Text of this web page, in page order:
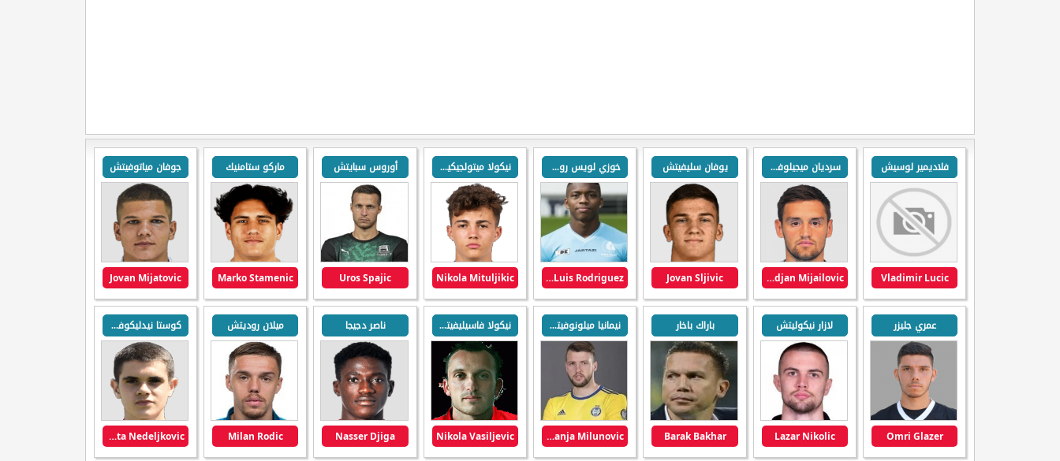
فلاديمير لوسيش
Vladimir Lucic
سرديان ميجيلوفيتش
Srdjan Mijailovic
يوفان سليفيتش
Jovan Sljivic
خوزي لويس رودريغيز
Jose Luis Rodriguez
نيكولا ميتولجيكيتش
Nikola Mituljikic
أوروس سبايتش
Uros Spajic
ماركو ستامنيك
Marko Stamenic
جوفان مياتوفيتش
Jovan Mijatovic
عمري جليزر
Omri Glazer
لازار نيكوليتش
Lazar Nikolic
باراك باخار
Barak Bakhar
نيمانيا ميلونوفيتش
Nemanja Milunovic
نيكولا فاسيليفيتش
Nikola Vasiljevic
ناصر دجيجا
Nasser Djiga
ميلان روديتش
Milan Rodic
كوستا نيدليكوفيتش
Kosta Nedeljkovic